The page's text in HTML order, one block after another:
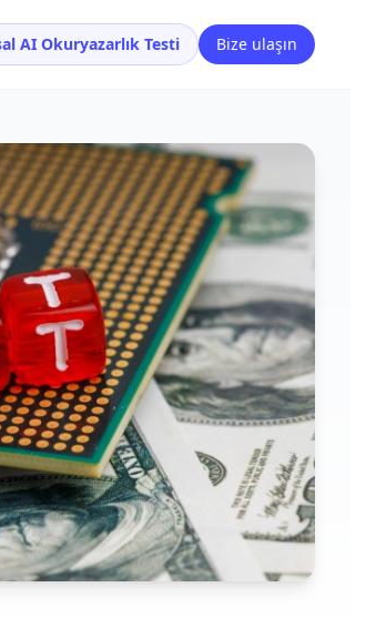
AI Okuryazarlık Testi Bize ulaşın